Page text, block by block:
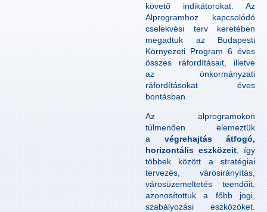
követő indikátorokat. Az
Alprogramhoz kapcsolódó
cselekvési terv keretében
megadtuk az Budapesti
Környezeti Program 6 éves
összes ráfordításait, illetve
az önkormányzati
ráfordításokat éves
bontásban.
Az alprogramokon
túlmenően elemeztük
a végrehajtás átfogó,
horizontális eszközeit , így
többek között a stratégiai
tervezés, városirányítás,
városüzemeltetés teendőit,
azonosítottuk a főbb jogi,
szabályozási eszközöket.